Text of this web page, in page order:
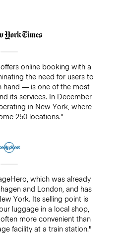
online booking with a
the need for users to
hand — is one of the most
its services. In December
in New York, where
250 locations."
which was already
and London, and has
York. Its selling point is
luggage in a local shop,
more convenient than
facility at a train station."